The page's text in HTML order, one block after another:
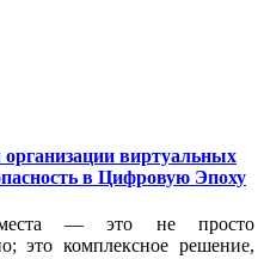
виртуальных
в Цифровую Эпоху
места — это не просто
это комплексное решение,